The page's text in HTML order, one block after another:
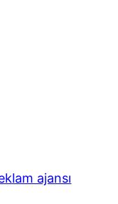
ajansı